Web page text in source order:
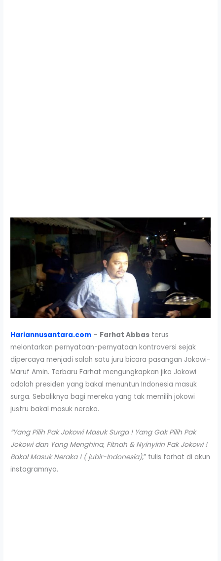
Hariannusantara.com – Farhat Abbas terus
melontarkan pernyataan-pernyataan kontroversi sejak
dipercaya menjadi salah satu juru bicara pasangan Jokowi-
Maruf Amin. Terbaru Farhat mengungkapkan jika Jokowi
adalah presiden yang bakal menuntun Indonesia masuk
surga. Sebaliknya bagi mereka yang tak memilih jokowi
justru bakal masuk neraka.
“Yang Pilih Pak Jokowi Masuk Surga !Yang Gak Pilih Pak
Jokowi dan Yang Menghina, Fitnah & Nyinyirin Pak Jokowi !
Bakal Masuk Neraka ! ( jubir-Indonesia),” tulis farhat di akun
instagramnya.